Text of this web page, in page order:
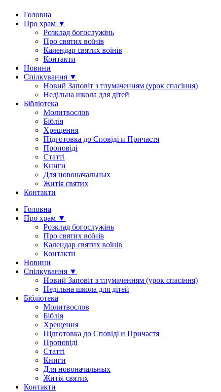
Головна
Про храм ▼
Розклад богослужінь
Про святих воїнів
Календар святих воїнів
Контакти
Новини
Спілкування ▼
Новий Заповіт з тлумаченням (урок спасіння)
Недільна школа для дітей
Бібліотека
Молитвослов
Біблія
Хрещення
Підготовка до Сповіді и Причастя
Проповіді
Статті
Книги
Для новоначальных
Житія святих
Контакти
Головна
Про храм ▼
Розклад богослужінь
Про святих воїнів
Календар святих воїнів
Контакти
Новини
Спілкування ▼
Новий Заповіт з тлумаченням (урок спасіння)
Недільна школа для дітей
Бібліотека
Молитвослов
Біблія
Хрещення
Підготовка до Сповіді и Причастя
Проповіді
Статті
Книги
Для новоначальных
Житія святих
Контакти